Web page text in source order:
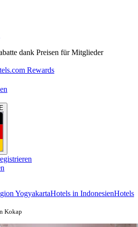
dank Preisen für Mitglieder
Rewards
YogyakartaHotels in IndonesienHotels
Kokap